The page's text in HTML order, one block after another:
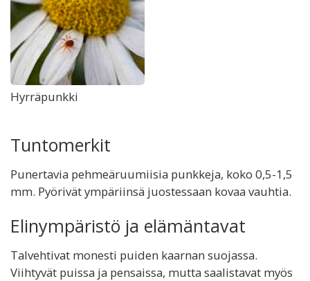
Hyrräpunkki
Tuntomerkit
Punertavia pehmeäruumiisia punkkeja, koko 0,5-1,5
mm. Pyörivät ympäriinsä juostessaan kovaa vauhtia.
Elinympäristö ja elämäntavat
Talvehtivat monesti puiden kaarnan suojassa.
Viihtyvät puissa ja pensaissa, mutta saalistavat myös